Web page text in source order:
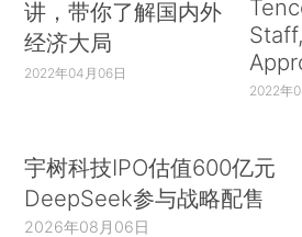
讲，带你了解国内外
经济大局
2022年04月06日
2022年
宇树科技IPO估值600亿元
DeepSeek参与战略配售
2026年08月06日